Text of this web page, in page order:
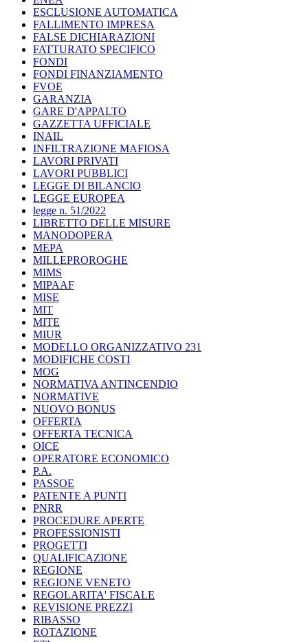
ESCLUSIONE AUTOMATICA
FALLIMENTO IMPRESA
FALSE DICHIARAZIONI
FATTURATO SPECIFICO
FONDI
FONDI FINANZIAMENTO
FVOE
GARANZIA
GARE D'APPALTO
GAZZETTA UFFICIALE
INAIL
INFILTRAZIONE MAFIOSA
LAVORI PRIVATI
LAVORI PUBBLICI
LEGGE DI BILANCIO
LEGGE EUROPEA
legge n. 51/2022
LIBRETTO DELLE MISURE
MANODOPERA
MEPA
MILLEPROROGHE
MIMS
MIPAAF
MISE
MIT
MITE
MIUR
MODELLO ORGANIZZATIVO 231
MODIFICHE COSTI
MOG
NORMATIVA ANTINCENDIO
NORMATIVE
NUOVO BONUS
OFFERTA
OFFERTA TECNICA
OICE
OPERATORE ECONOMICO
P.A.
PASSOE
PATENTE A PUNTI
PNRR
PROCEDURE APERTE
PROFESSIONISTI
PROGETTI
QUALIFICAZIONE
REGIONE
REGIONE VENETO
REGOLARITA' FISCALE
REVISIONE PREZZI
RIBASSO
ROTAZIONE